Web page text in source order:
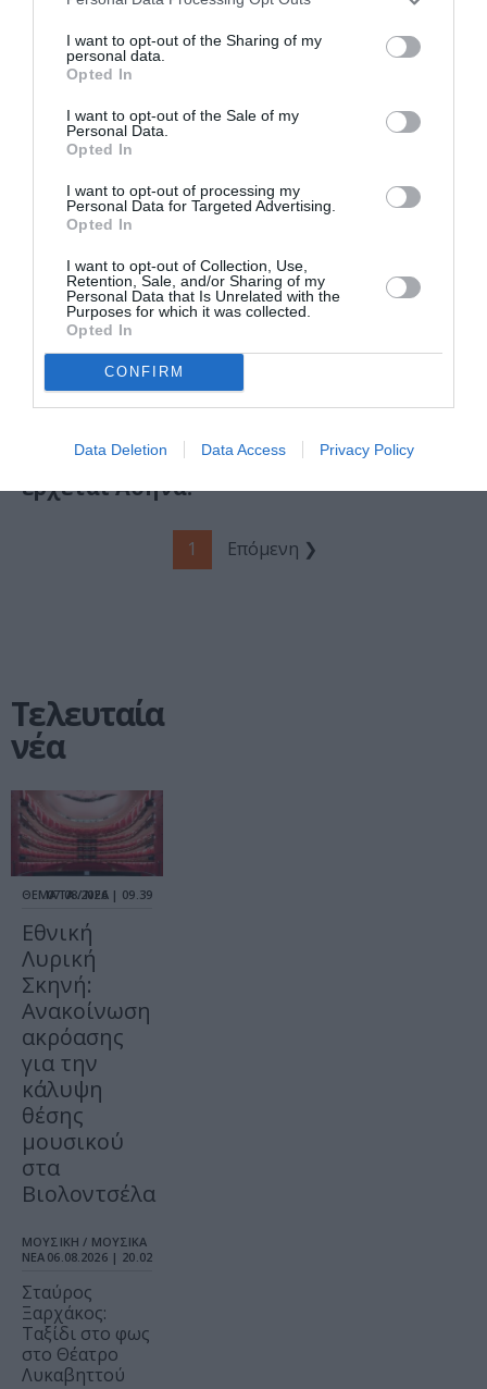
I want to opt-out of the Sharing of my
personal data.
Opted In
I want to opt-out of the Sale of my
Personal Data.
Opted In
I want to opt-out of processing my
Personal Data for Targeted Advertising.
Opted In
I want to opt-out of Collection, Use,
Retention, Sale, and/or Sharing of my
Personal Data that Is Unrelated with the
Purposes for which it was collected.
Opted In
CONFIRM
Data Deletion Data Access Privacy Policy
χειμερινά –
σινεφίλ
ραντεβού στο
ΕΜΣΤ
2025 στο Onassis
Channel στο
ΦΕΣΤΙΒΑΛ / ΝΕΑ
Το 48o Διεθνές
Φεστιβάλ
Ταινιών Μικρού
Μήκους Δράμας
έρχεται Αθήνα!
Κινηματογράφου
Θεσσαλονίκης –
πρόγραμμα της
διοργάνωσης
1 Επόμενη ❯
Τελευταία
νέα
ΘΕΜΑΤΑ / ΝΕΑ
07.08.2026 | 09.39
Εθνική
Λυρική
Σκηνή:
Ανακοίνωση
ακρόασης
για την
κάλυψη
θέσης
μουσικού
στα
Βιολοντσέλα
ΜΟΥΣΙΚΗ / ΜΟΥΣΙΚΑ
ΝΕΑ 06.08.2026 | 20.02
Σταύρος
Ξαρχάκος:
Ταξίδι στο φως
στο Θέατρο
Λυκαβηττού